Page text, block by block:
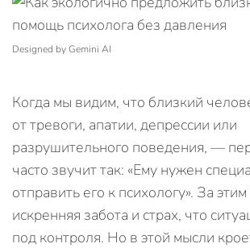
Designed by Gemini AI
Когда мы видим, что близкий
от тревоги, апатии, депрессии или
разрушительного поведения, —
часто звучит так: «Ему нужен
отправить его к психологу». За этим
искренняя забота и страх, что
под контроля. Но в этой мысли